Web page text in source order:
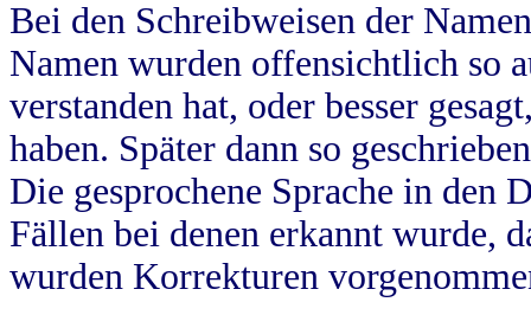
Bei den Schreibweisen der
Namen wurden offensichtlich so
verstanden hat, oder besser
haben. Später dann so
Die gesprochene Sprache in
Fällen bei denen erkannt wurde,
wurden Korrekturen